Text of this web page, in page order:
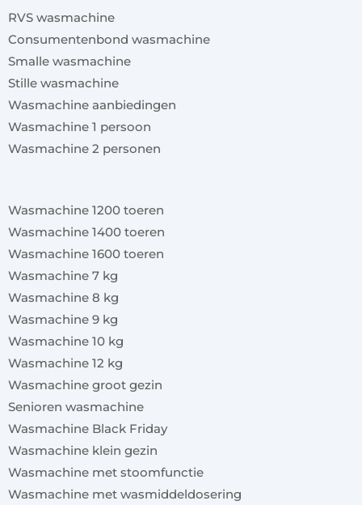
RVS wasmachine
Consumentenbond wasmachine
Smalle wasmachine
Stille wasmachine
Wasmachine aanbiedingen
Wasmachine 1 persoon
Wasmachine 2 personen
Wasmachine 1200 toeren
Wasmachine 1400 toeren
Wasmachine 1600 toeren
Wasmachine 7 kg
Wasmachine 8 kg
Wasmachine 9 kg
Wasmachine 10 kg
Wasmachine 12 kg
Wasmachine groot gezin
Senioren wasmachine
Wasmachine Black Friday
Wasmachine klein gezin
Wasmachine met stoomfunctie
Wasmachine met wasmiddeldosering